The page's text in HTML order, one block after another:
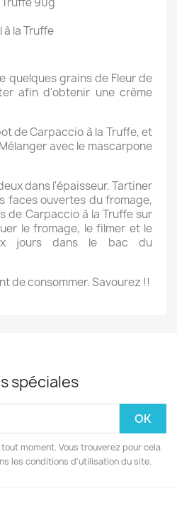
à la Truffe
quelques grains de Fleur de
afin d'obtenir une crème
de Carpaccio à la Truffe, et
avec le mascarpone
dans l'épaisseur. Tartiner
faces ouvertes du fromage,
de Carpaccio à la Truffe sur
le fromage, le filmer et le
jours dans le bac du
de consommer. Savourez !!
spéciales
moment. Vous trouverez pour cela
les conditions d'utilisation du site.